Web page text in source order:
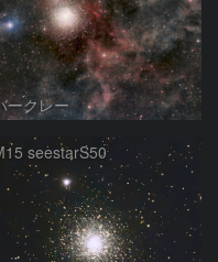
ークレー
seestarS50